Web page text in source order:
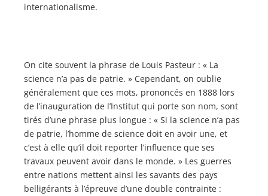
internationalisme.
On cite souvent la phrase de Louis Pasteur : « La
science n’a pas de patrie. » Cependant, on oublie
généralement que ces mots, prononcés en 1888 lors
de l’inauguration de l’Institut qui porte son nom, sont
tirés d’une phrase plus longue : « Si la science n’a pas
de patrie, l’homme de science doit en avoir une, et
c’est à elle qu’il doit reporter l’influence que ses
travaux peuvent avoir dans le monde. » Les guerres
entre nations mettent ainsi les savants des pays
belligérants à l’épreuve d’une double contrainte :